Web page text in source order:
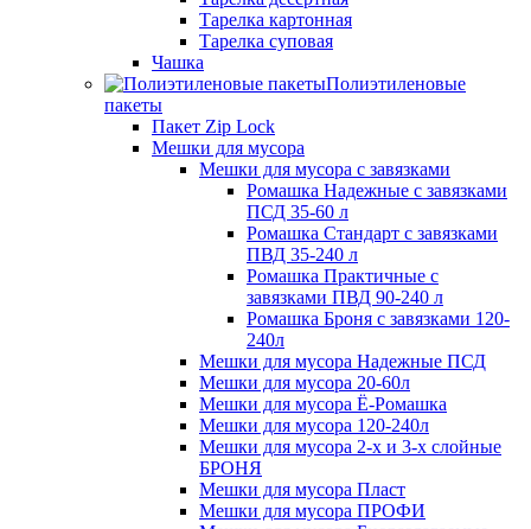
Тарелка картонная
Тарелка суповая
Чашка
Полиэтиленовые
пакеты
Пакет Zip Lock
Мешки для мусора
Мешки для мусора с завязками
Ромашка Надежные с завязками
ПСД 35-60 л
Ромашка Стандарт с завязками
ПВД 35-240 л
Ромашка Практичные с
завязками ПВД 90-240 л
Ромашка Броня с завязками 120-
240л
Мешки для мусора Надежные ПСД
Мешки для мусора 20-60л
Мешки для мусора Ё-Ромашка
Мешки для мусора 120-240л
Мешки для мусора 2-х и 3-х слойные
БРОНЯ
Мешки для мусора Пласт
Мешки для мусора ПРОФИ